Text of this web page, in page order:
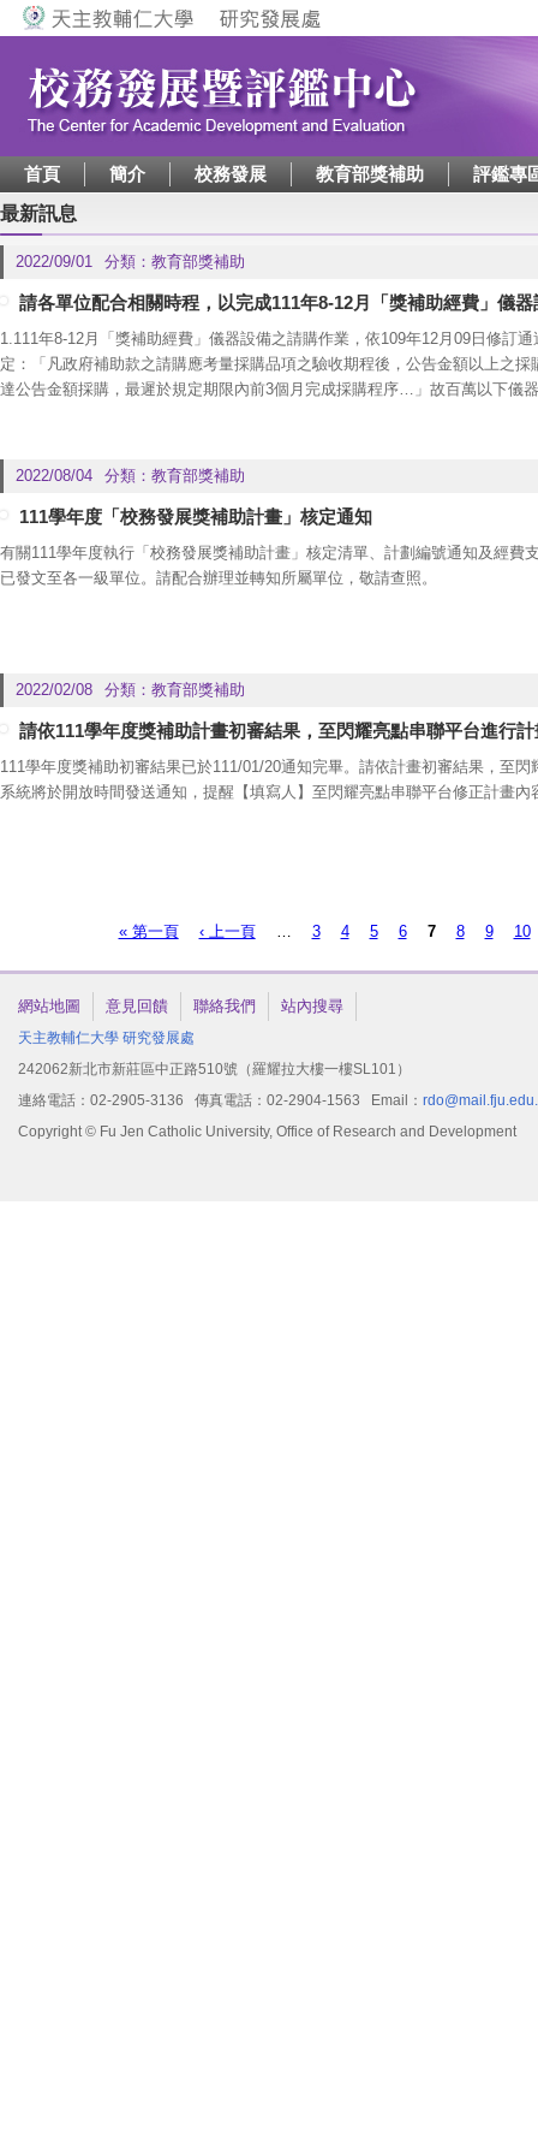
Jump to navigation
首頁 簡介 校務發展 教育部獎補助
評鑑專
最新訊息
2022/09/01 分類： 教育部獎補助
請各單位配合相關時程，以完成111年8-12月「獎補助經費」儀
1.111年8-12月「獎補助經費」儀器設備之請購作業，依109年12月09日修訂
定：「凡政府補助款之請購應考量採購品項之驗收期程後，公告金額以上之
達公告金額採購，最遲於規定期限內前3個月完成採購程序…」故百萬以下儀
冊說明辦理。
2022/08/04 分類： 教育部獎補助
111學年度「校務發展獎補助計畫」核定通知
有關111學年度執行「校務發展獎補助計畫」核定清單、計劃編號通知及經費
已發文至各一級單位。請配合辦理並轉知所屬單位，敬請查照。
2022/02/08 分類： 教育部獎補助
請依111學年度獎補助計畫初審結果，至閃耀亮點串聯平台進行
111學年度獎補助初審結果已於111/01/20通知完畢。請依計畫初審結果，至
系統將於開放時間發送通知，提醒【填寫人】至閃耀亮點串聯平台修正計畫
計畫修正提報流程：
【填寫人】→【計畫主持人】→【提交送出】
« 第一頁 ‹ 上一頁 … 3 4 5 6 7 8 9 10
網站地圖 意見回饋 聯絡我們 站內搜尋
天主教輔仁大學 研究發展處
242062新北市新莊區中正路510號（羅耀拉大樓一樓SL101）
連絡電話：02-2905-3136 傳真電話：02-2904-1563 Email：
Copyright © Fu Jen Catholic University, Office of Research and Development